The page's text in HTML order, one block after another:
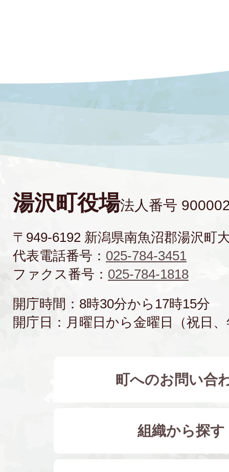
湯沢町役場法人番号
〒949-6192 新潟県南魚沼郡湯沢町
代表電話番号： 025-784-3451
ファクス番号： 025-784-1818
開庁時間：8時30分から17時15分
開庁日：月曜日から金曜日（祝日
町へのお問い合
組織から探す